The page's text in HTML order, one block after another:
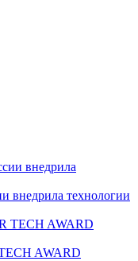
внедрила технологии
AWARD